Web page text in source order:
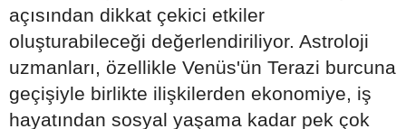
açısından dikkat çekici etkiler
oluşturabileceği değerlendiriliyor. Astroloji
uzmanları, özellikle Venüs'ün Terazi burcuna
geçişiyle birlikte ilişkilerden ekonomiye, iş
hayatından sosyal yaşama kadar pek çok